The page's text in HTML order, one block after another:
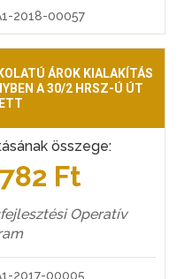
2018-00057
ÁROK KIALAKÍTÁS
A 30/2 HRSZ-Ú ÚT
összege:
Ft
Operatív
2017-00005